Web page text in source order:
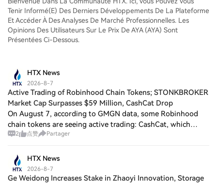
Tenir Informé(e) Des Derniers Développements De La Plateforme
Et Accéder À Des Analyses De Marché Professionnelles. Les
Opinions Des Utilisateurs Sur Le Prix De AYA (AYA) Sont
Présentées Ci-Dessous.
HTX News
2026-8-7
Active Trading of Robinhood Chain Tokens; STONKBROKER
Market Cap Surpasses $59 Million, CashCat Drop
On August 7, according to GMGN data, some Robinhood
chain tokens are seeing active trading: CashCat, which
surpassed a market cap of $200 million last night, has now
2 点赞 Partager
HTX News
2026-8-7
Ge Weidong Increases Stake in Zhaoyi Innovation, Storage